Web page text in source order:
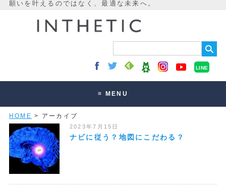
LINE
≡ MENU
講座・セッション
HOME > アーカイブ
2023年7月15日
ナビに従う？地図にこだわる？